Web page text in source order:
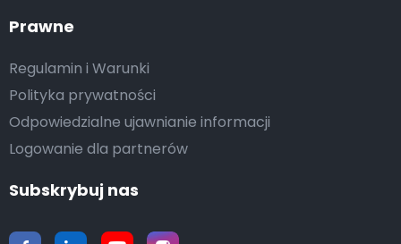
Prawne
Regulamin i Warunki
Polityka prywatności
Odpowiedzialne ujawnianie informacji
Logowanie dla partnerów
Subskrybuj nas